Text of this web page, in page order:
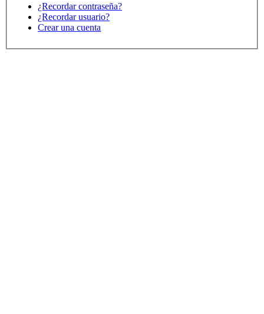
¿Recordar contraseña?
¿Recordar usuario?
Crear una cuenta